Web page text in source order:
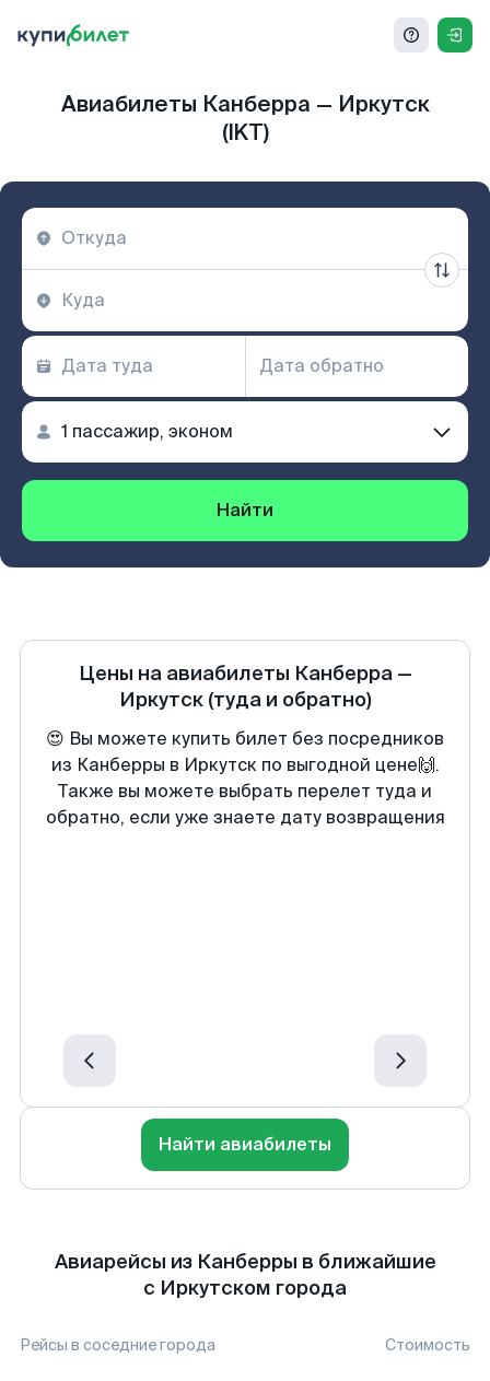
Авиабилеты Канберра — Иркутск
(IKT)
Найти
Цены на авиабилеты Канберра—
Иркутск (туда и обратно)
😍 Вы можете купить билет без посредников
из Канберры в Иркутск по выгодной цене🙌.
Также вы можете выбрать перелет туда и
обратно, если уже знаете дату возвращения
Найти авиабилеты
Авиарейсы из Канберры в ближайшие
с Иркутском города
Рейсы в соседние города Стоимость